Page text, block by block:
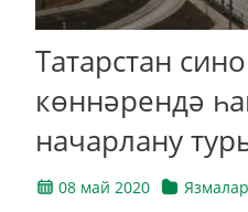
Татарстан
көннәрендә
начарлану
08 май 2020 Язмалар